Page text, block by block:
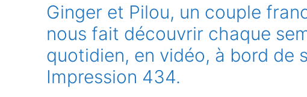
Ginger et Pilou, un couple
nous fait découvrir chaque
quotidien, en vidéo, à bord de
Impression 434.